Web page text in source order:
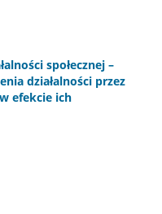
społecznej –
działalności przez
efekcie ich